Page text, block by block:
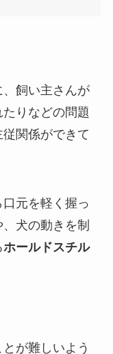
飼い主さんが
りなどの問題
関係ができて
元を軽く握っ
、犬の動きを制
ホールドスチル
が難しいよう